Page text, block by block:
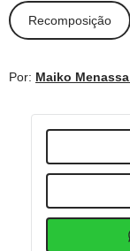
Recomposição
Por: Maiko Menassa